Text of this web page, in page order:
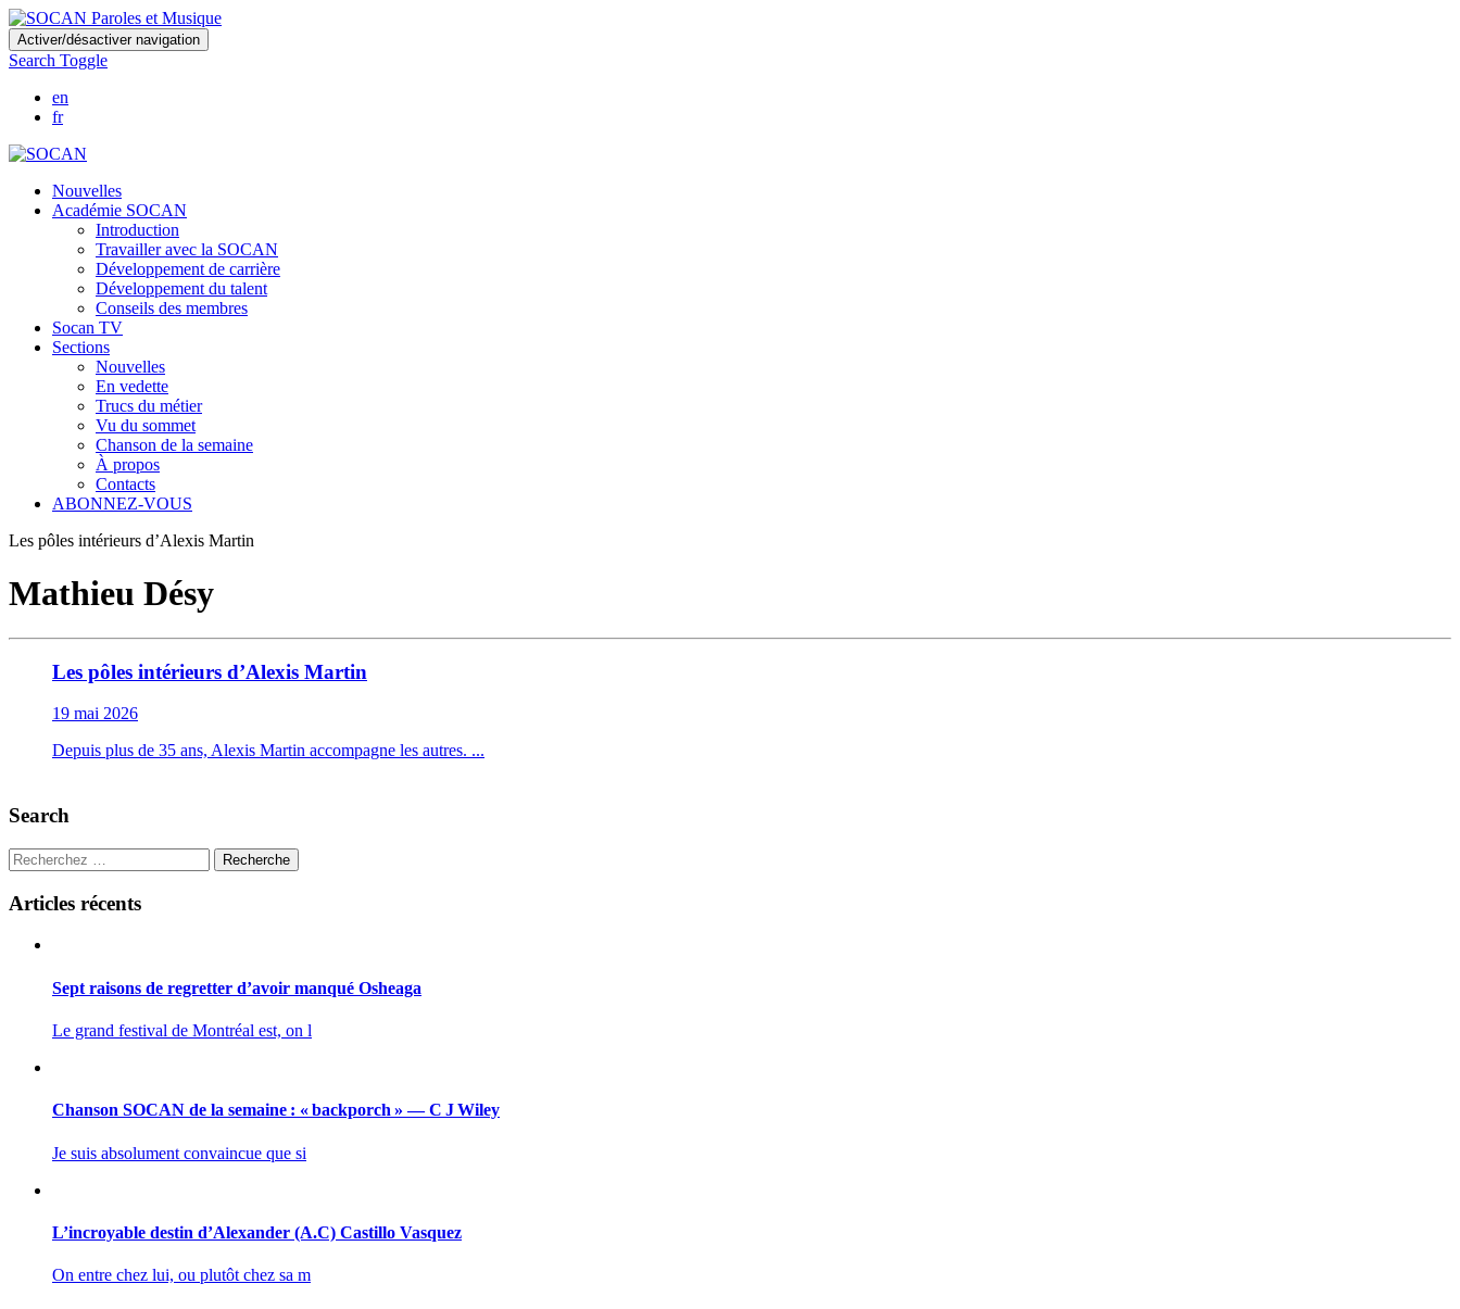
Skip
to
main
content
Activer/désactiver navigation
Search Toggle
en
fr
Nouvelles
Académie SOCAN
Introduction
Travailler avec la SOCAN
Développement de carrière
Développement du talent
Conseils des membres
Socan TV
Sections
Nouvelles
En vedette
Trucs du métier
Vu du sommet
Chanson de la semaine
À propos
Contacts
ABONNEZ-VOUS
Les pôles intérieurs d’Alexis Martin
Mathieu Désy
Les pôles intérieurs d’Alexis Martin
19 mai 2026
Depuis plus de 35 ans, Alexis Martin accompagne les autres. ...
Search
Recherche
Articles récents
Sept raisons de regretter d’avoir manqué Osheaga
Le grand festival de Montréal est, on l
Chanson SOCAN de la semaine : « backporch » — C J Wiley
Je suis absolument convaincue que si
L’incroyable destin d’Alexander (A.C) Castillo Vasquez
On entre chez lui, ou plutôt chez sa m